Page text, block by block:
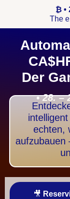
₿ •
The e
Der
• 28. –
echten,
aufzubauen
🎥